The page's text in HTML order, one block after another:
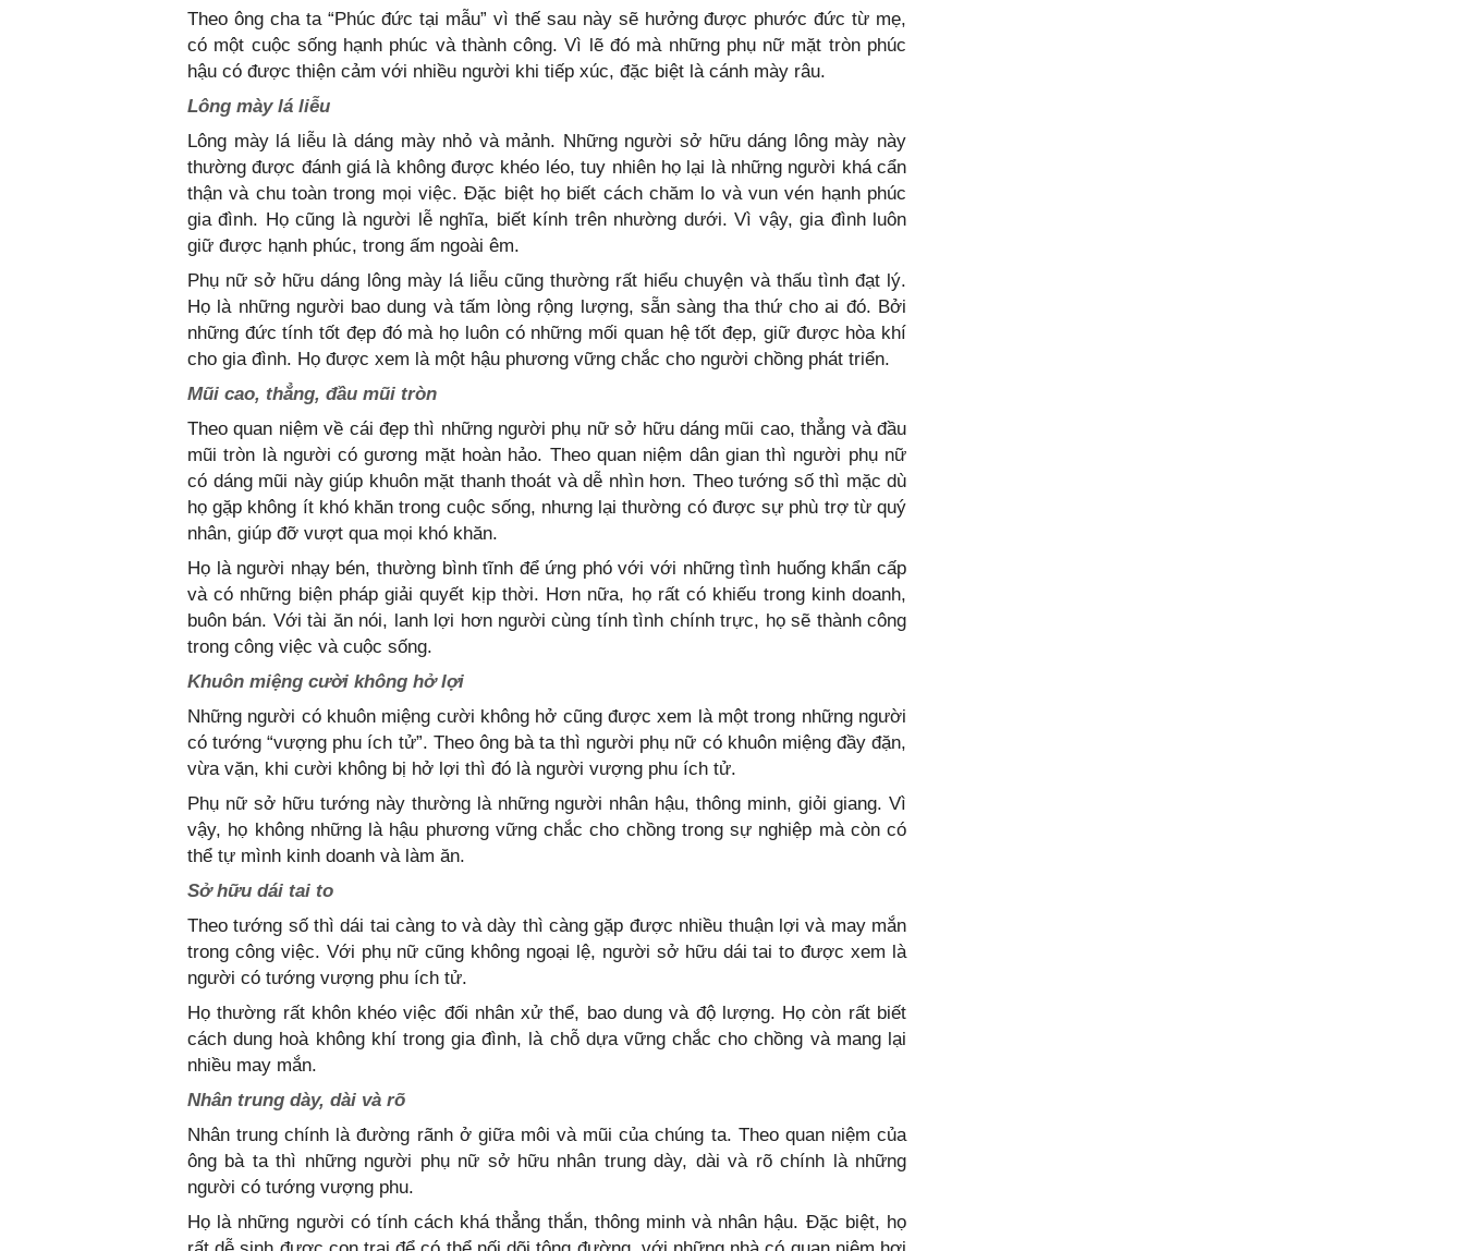
Theo ông cha ta “Phúc đức tại mẫu” vì thế sau này sẽ hưởng được phước đức từ mẹ,
có một cuộc sống hạnh phúc và thành công. Vì lẽ đó mà những phụ nữ mặt tròn phúc
hậu có được thiện cảm với nhiều người khi tiếp xúc, đặc biệt là cánh mày râu.
Lông mày lá liễu
Lông mày lá liễu là dáng mày nhỏ và mảnh. Những người sở hữu dáng lông mày này
thường được đánh giá là không được khéo léo, tuy nhiên họ lại là những người khá cẩn
thận và chu toàn trong mọi việc. Đặc biệt họ biết cách chăm lo và vun vén hạnh phúc
gia đình. Họ cũng là người lễ nghĩa, biết kính trên nhường dưới. Vì vậy, gia đình luôn
giữ được hạnh phúc, trong ấm ngoài êm.
Phụ nữ sở hữu dáng lông mày lá liễu cũng thường rất hiểu chuyện và thấu tình đạt lý.
Họ là những người bao dung và tấm lòng rộng lượng, sẵn sàng tha thứ cho ai đó. Bởi
những đức tính tốt đẹp đó mà họ luôn có những mối quan hệ tốt đẹp, giữ được hòa khí
cho gia đình. Họ được xem là một hậu phương vững chắc cho người chồng phát triển.
Mũi cao, thẳng, đầu mũi tròn
Theo quan niệm về cái đẹp thì những người phụ nữ sở hữu dáng mũi cao, thẳng và đầu
mũi tròn là người có gương mặt hoàn hảo. Theo quan niệm dân gian thì người phụ nữ
có dáng mũi này giúp khuôn mặt thanh thoát và dễ nhìn hơn. Theo tướng số thì mặc dù
họ gặp không ít khó khăn trong cuộc sống, nhưng lại thường có được sự phù trợ từ quý
nhân, giúp đỡ vượt qua mọi khó khăn.
Họ là người nhạy bén, thường bình tĩnh để ứng phó với với những tình huống khẩn cấp
và có những biện pháp giải quyết kịp thời. Hơn nữa, họ rất có khiếu trong kinh doanh,
buôn bán. Với tài ăn nói, lanh lợi hơn người cùng tính tình chính trực, họ sẽ thành công
trong công việc và cuộc sống.
Khuôn miệng cười không hở lợi
Những người có khuôn miệng cười không hở cũng được xem là một trong những người
có tướng “vượng phu ích tử”. Theo ông bà ta thì người phụ nữ có khuôn miệng đầy đặn,
vừa vặn, khi cười không bị hở lợi thì đó là người vượng phu ích tử.
Phụ nữ sở hữu tướng này thường là những người nhân hậu, thông minh, giỏi giang. Vì
vậy, họ không những là hậu phương vững chắc cho chồng trong sự nghiệp mà còn có
thể tự mình kinh doanh và làm ăn.
Sở hữu dái tai to
Theo tướng số thì dái tai càng to và dày thì càng gặp được nhiều thuận lợi và may mắn
trong công việc. Với phụ nữ cũng không ngoại lệ, người sở hữu dái tai to được xem là
người có tướng vượng phu ích tử.
Họ thường rất khôn khéo việc đối nhân xử thể, bao dung và độ lượng. Họ còn rất biết
cách dung hoà không khí trong gia đình, là chỗ dựa vững chắc cho chồng và mang lại
nhiều may mắn.
Nhân trung dày, dài và rõ
Nhân trung chính là đường rãnh ở giữa môi và mũi của chúng ta. Theo quan niệm của
ông bà ta thì những người phụ nữ sở hữu nhân trung dày, dài và rõ chính là những
người có tướng vượng phu.
Họ là những người có tính cách khá thẳng thắn, thông minh và nhân hậu. Đặc biệt, họ